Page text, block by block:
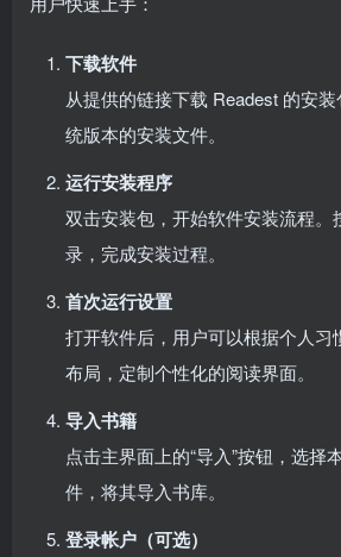
下载软件
从提供的链接下载 Readest 的安
统版本的安装文件。
运行安装程序
双击安装包，开始软件安装流程。
录，完成安装过程。
首次运行设置
打开软件后，用户可以根据个人习
布局，定制个性化的阅读界面。
导入书籍
点击主界面上的“导入”按钮，选择
件，将其导入书库。
登录帐户（可选）